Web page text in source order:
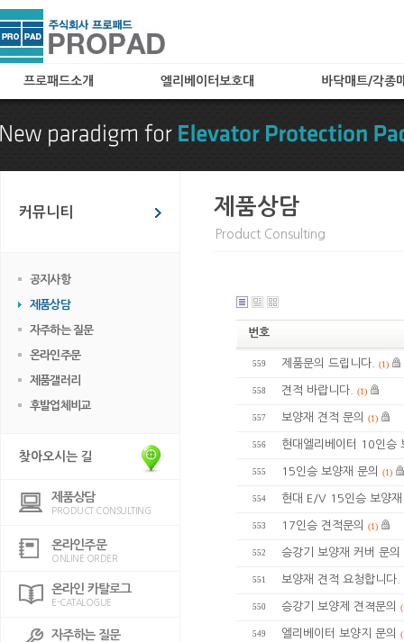
프로패드소개
특허 및 자격
찾아오시는 길
엘리베이터보호대
B타입(메쉬타입)
C타입
카페트(엘레가드) 타입
칼라보드(아트보드) 타입
엘리베이터 바닥매트
엘리베이터 관련용품
바닥매트/각종
로비매트
보호용매트
커뮤니티
공지사항
제품상담
자주하는 질문
온라인주문
제품갤러리
후발업체비교
찾아오시는 길
제품상담
PRODUCT CONSULTING
온라인주문
ONLINE ORDER
온라인 카탈로그
E-CATALOGUE
자주하는 질문
제품상담
Product Consulting
번호
559 제품문의 드립니다. (1)
558 견적 바랍니다. (1)
557 보양재 견적 문의 (1)
556 현대엘리베이터 10인승
555 15인승 보양재 문의 (1)
554 현대 E/V 15인승 보양
553 17인승 견적문의 (1)
552 승강기 보양재 커버 문의
551 보양재 견적 요청합니다.
550 승강기 보양제 견젹문의
549 엘리베이터 보양지 문의